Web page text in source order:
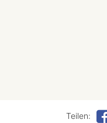
Teilen: